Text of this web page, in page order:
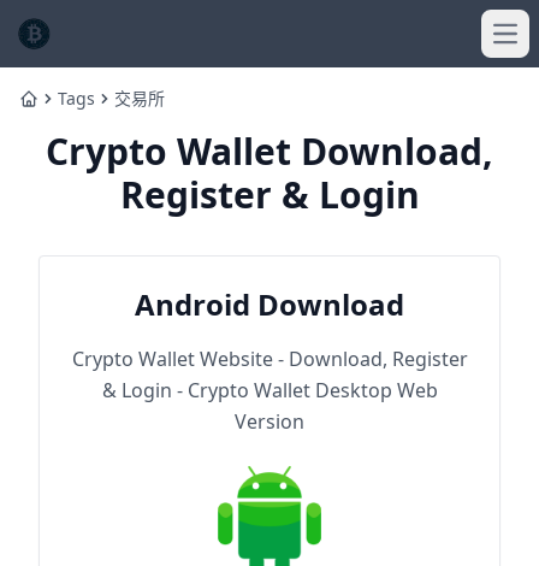
HomeTags 交易所
Crypto Wallet Download,
Register & Login
Android Download
Crypto Wallet Website - Download, Register
& Login - Crypto Wallet Desktop Web
Version